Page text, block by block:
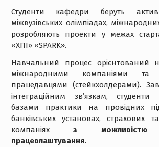
Студенти кафедри беруть
міжвузівських олімпіадах,
розробляють проекти у межах
«ХПІ» «SPARK».
Навчальний процес орієнтований
міжнародними компаніями та
працедавцями (стейкхолдерами).
інтеграційним зв’язкам, студенти
базами практики на провідних
банківських установах, страхових
компаніяхз можливістю
працевлаштування.